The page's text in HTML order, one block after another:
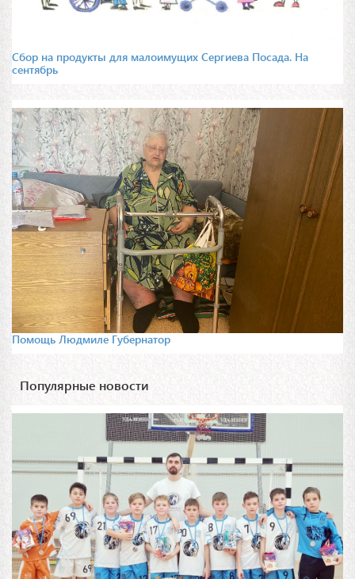
Сбор на продукты для малоимущих Сергиева Посада. На
сентябрь
Помощь Людмиле Губернатор
Популярные новости